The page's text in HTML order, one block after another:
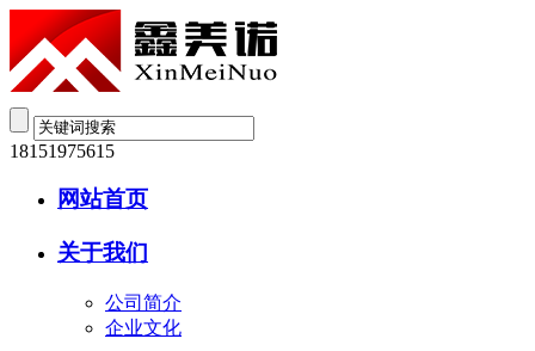
18151975615
网站首页
关于我们
公司简介
企业文化